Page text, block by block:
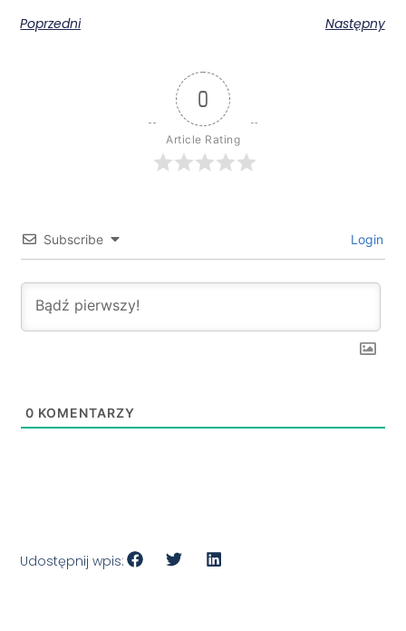
Poprzedni Następny
0
Article Rating
Subscribe Login
0 KOMENTARZY
Udostępnij wpis: